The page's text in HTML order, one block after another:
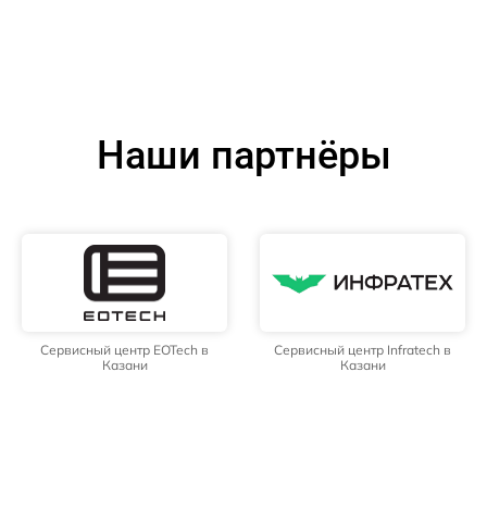
Наши партнёры
Сервисный центр EOTech в
Казани
Сервисный центр Infratech в
Казани